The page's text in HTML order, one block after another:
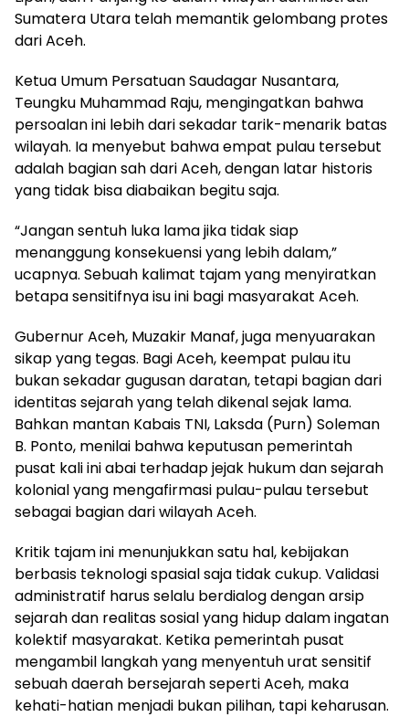
Sumatera Utara telah memantik gelombang protes
dari Aceh.
Ketua Umum Persatuan Saudagar Nusantara,
Teungku Muhammad Raju, mengingatkan bahwa
persoalan ini lebih dari sekadar tarik-menarik batas
wilayah. Ia menyebut bahwa empat pulau tersebut
adalah bagian sah dari Aceh, dengan latar historis
yang tidak bisa diabaikan begitu saja.
“Jangan sentuh luka lama jika tidak siap
menanggung konsekuensi yang lebih dalam,”
ucapnya. Sebuah kalimat tajam yang menyiratkan
betapa sensitifnya isu ini bagi masyarakat Aceh.
Gubernur Aceh, Muzakir Manaf, juga menyuarakan
sikap yang tegas. Bagi Aceh, keempat pulau itu
bukan sekadar gugusan daratan, tetapi bagian dari
identitas sejarah yang telah dikenal sejak lama.
Bahkan mantan Kabais TNI, Laksda (Purn) Soleman
B. Ponto, menilai bahwa keputusan pemerintah
pusat kali ini abai terhadap jejak hukum dan sejarah
kolonial yang mengafirmasi pulau-pulau tersebut
sebagai bagian dari wilayah Aceh.
Kritik tajam ini menunjukkan satu hal, kebijakan
berbasis teknologi spasial saja tidak cukup. Validasi
administratif harus selalu berdialog dengan arsip
sejarah dan realitas sosial yang hidup dalam ingatan
kolektif masyarakat. Ketika pemerintah pusat
mengambil langkah yang menyentuh urat sensitif
sebuah daerah bersejarah seperti Aceh, maka
kehati-hatian menjadi bukan pilihan, tapi keharusan.